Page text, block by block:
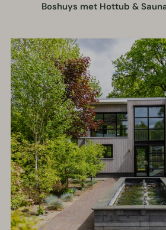
Boshuys met Hottub &